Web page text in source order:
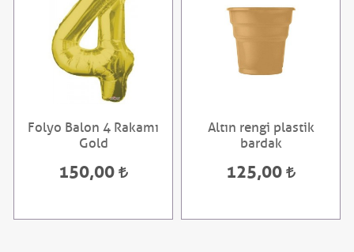
Folyo Balon 4 Rakamı
Gold
150,00
Altın rengi plastik
bardak
125,00